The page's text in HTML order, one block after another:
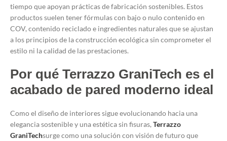
tiempo que apoyan prácticas de fabricación sostenibles. Estos
productos suelen tener fórmulas con bajo o nulo contenido en
COV, contenido reciclado e ingredientes naturales que se ajustan
a los principios de la construcción ecológica sin comprometer el
estilo ni la calidad de las prestaciones.
Por qué Terrazzo GraniTech es el
acabado de pared moderno ideal
Como el diseño de interiores sigue evolucionando hacia una
elegancia sostenible y una estética sin fisuras, Terrazzo
GraniTechsurge como una solución con visión de futuro que